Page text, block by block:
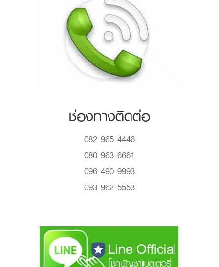
ช่องทางติดต่อ
082-965-4446
080-963-6661
096-490-9993
093-962-5553